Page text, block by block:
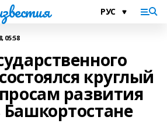
05:58
круглый
развития